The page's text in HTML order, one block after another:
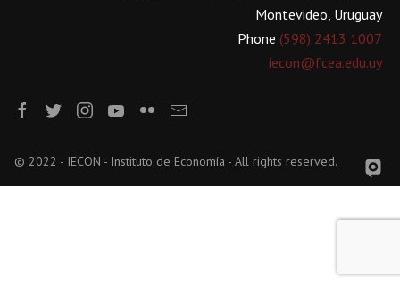
Montevideo, Uruguay
Phone (598) 2413 1007
iecon@fcea.edu.uy
© 2022 - IECON - Instituto de Economía - All rights reserved.